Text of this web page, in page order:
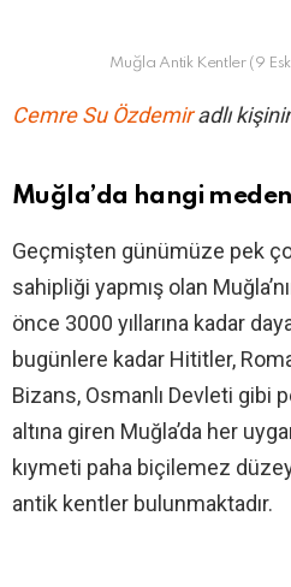
Muğla Antik Kentler (9 Eski
Cemre Su Özdemiradlı
Muğla’da hangi
Geçmişten günümüze pek
sahipliği yapmış olan
önce 3000 yıllarına kadar
bugünlere kadar Hititler,
Bizans, Osmanlı Devleti gibi
altına giren Muğla’da her
kıymeti paha biçilemez
antik kentler bulunmaktadır.